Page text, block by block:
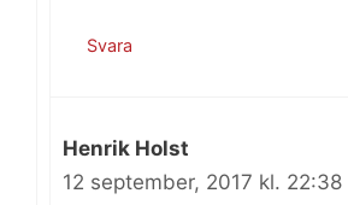
Svara
Henrik Holst
12 september, 2017 kl. 22:38